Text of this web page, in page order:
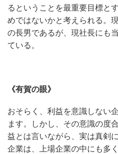
るということを最重要目標と
めではないかと考えられる。
の長男であるが、現社長にも
ている。
《有賀の眼》
おそらく、利益を意識しない
ます。しかし、その意識の度
益とは言いながら、実は真剣
企業は、上場企業の中にも多